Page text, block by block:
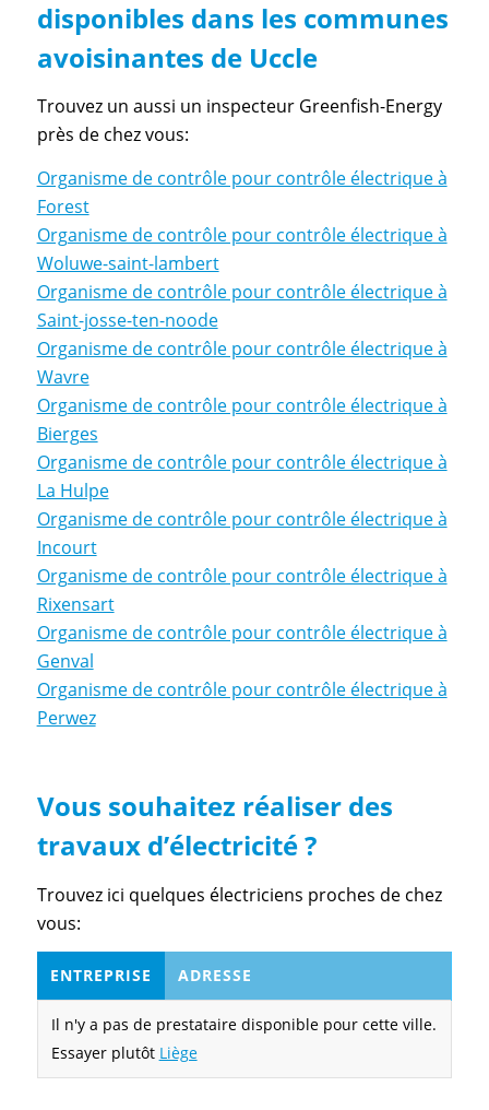
disponibles dans les communes
avoisinantes de Uccle
Trouvez un aussi un inspecteur Greenfish-Energy
près de chez vous:
Organisme de contrôle pour contrôle électrique à
Forest
Organisme de contrôle pour contrôle électrique à
Woluwe-saint-lambert
Organisme de contrôle pour contrôle électrique à
Saint-josse-ten-noode
Organisme de contrôle pour contrôle électrique à
Wavre
Organisme de contrôle pour contrôle électrique à
Bierges
Organisme de contrôle pour contrôle électrique à
La Hulpe
Organisme de contrôle pour contrôle électrique à
Incourt
Organisme de contrôle pour contrôle électrique à
Rixensart
Organisme de contrôle pour contrôle électrique à
Genval
Organisme de contrôle pour contrôle électrique à
Perwez
Vous souhaitez réaliser des
travaux d’électricité ?
Trouvez ici quelques électriciens proches de chez
vous:
ENTREPRISE ADRESSE
Il n'y a pas de prestataire disponible pour cette ville.
Essayer plutôt Liège